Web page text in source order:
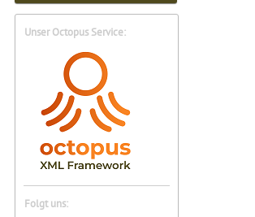
Unser Octopus Service:
Folgt uns: